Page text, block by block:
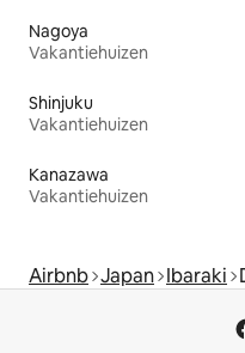
Nagoya
Vakantiehuizen
Shinjuku
Vakantiehuizen
Kanazawa
Vakantiehuizen
Airbnb Japan Ibaraki